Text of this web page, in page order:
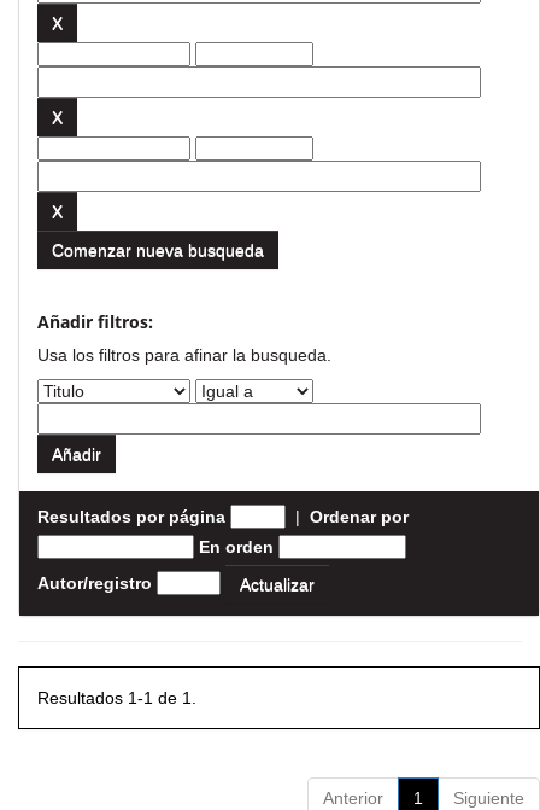
Comenzar nueva busqueda
Añadir filtros:
Usa los filtros para afinar la busqueda.
Resultados por página | Ordenar por
En orden
Autor/registro
Resultados 1-1 de 1.
Anterior 1 Siguiente